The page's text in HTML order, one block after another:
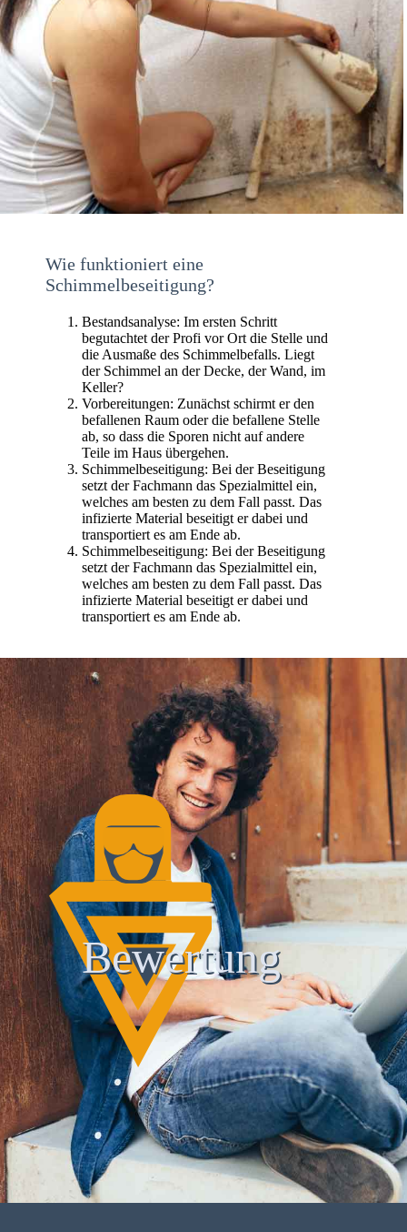
Wie funktioniert eine
Schimmelbeseitigung?
Bestandsanalyse: Im ersten Schritt
begutachtet der Profi vor Ort die Stelle und
die Ausmaße des Schimmelbefalls. Liegt
der Schimmel an der Decke, der Wand, im
Keller?
Vorbereitungen: Zunächst schirmt er den
befallenen Raum oder die befallene Stelle
ab, so dass die Sporen nicht auf andere
Teile im Haus übergehen.
Schimmelbeseitigung: Bei der Beseitigung
setzt der Fachmann das Spezialmittel ein,
welches am besten zu dem Fall passt. Das
infizierte Material beseitigt er dabei und
transportiert es am Ende ab.
Schimmelbeseitigung: Bei der Beseitigung
setzt der Fachmann das Spezialmittel ein,
welches am besten zu dem Fall passt. Das
infizierte Material beseitigt er dabei und
transportiert es am Ende ab.
Bewertung